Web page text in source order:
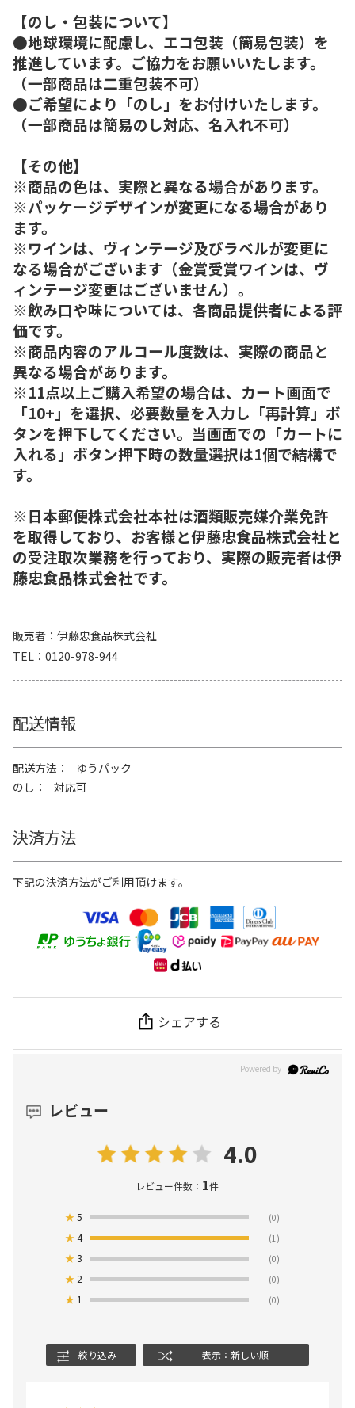
【のし・包装について】
●地球環境に配慮し、エコ包装（簡易包装）を
推進しています。ご協力をお願いいたします。
（一部商品は二重包装不可）
●ご希望により「のし」をお付けいたします。
（一部商品は簡易のし対応、名入れ不可）
【その他】
※商品の色は、実際と異なる場合があります。
※パッケージデザインが変更になる場合があり
ます。
※ワインは、ヴィンテージ及びラベルが変更に
なる場合がございます（金賞受賞ワインは、ヴ
ィンテージ変更はございません）。
※飲み口や味については、各商品提供者による評
価です。
※商品内容のアルコール度数は、実際の商品と
異なる場合があります。
※11点以上ご購入希望の場合は、カート画面で
「10+」を選択、必要数量を入力し「再計算」ボ
タンを押下してください。当画面での「カートに
入れる」ボタン押下時の数量選択は1個で結構で
す。
※日本郵便株式会社本社は酒類販売媒介業免許
を取得しており、お客様と伊藤忠食品株式会社と
の受注取次業務を行っており、実際の販売者は伊
藤忠食品株式会社です。
販売者
伊藤忠食品株式会社
TEL
0120-978-944
配送情報
配送方法
ゆうパック
のし
対応可
決済方法
下記の決済方法がご利用頂けます。
シェアする
レビュー
4.0
レビュー件数： 1件
★5 (0)
★4 (1)
★3 (0)
★ 2 (0)
★ 1 (0)
絞り込み 表示：新しい順